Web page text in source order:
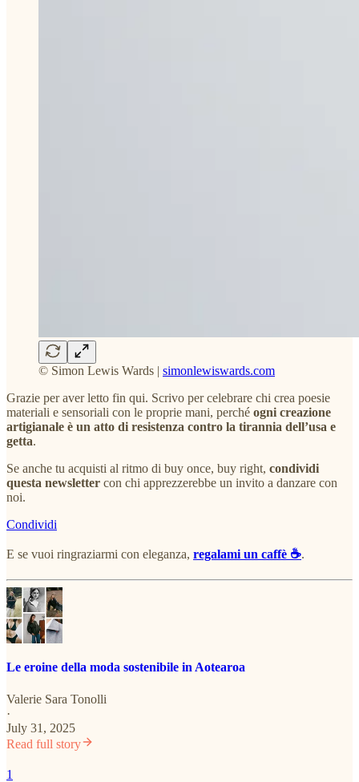
© Simon Lewis Wards | simonlewiswards.com
Grazie per aver letto fin qui. Scrivo per celebrare chi crea poesie
materiali e sensoriali con le proprie mani, perché ogni creazione
artigianale è un atto di resistenza contro la tirannia dell’usa e
getta.
Se anche tu acquisti al ritmo di buy once, buy right, condividi
questa newsletter con chi apprezzerebbe un invito a danzare con
noi.
Condividi
E se vuoi ringraziarmi con eleganza, regalami un caffè ☕.
Le eroine della moda sostenibile in Aotearoa
Valerie Sara Tonolli
·
July 31, 2025
Read full story
1